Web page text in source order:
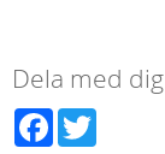
Dela med dig
Facebook